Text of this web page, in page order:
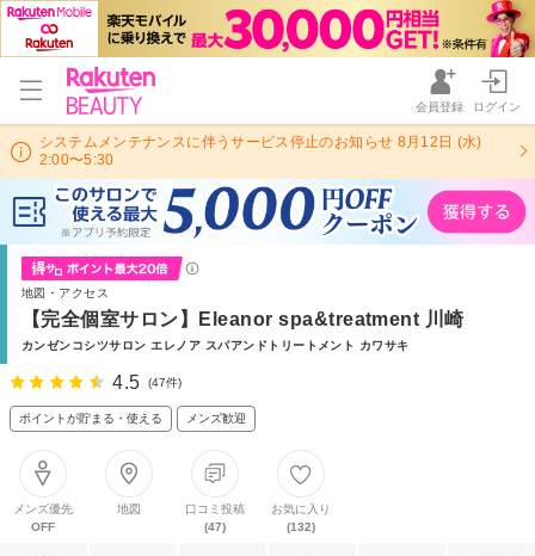
会員登録 ログイン
システムメンテナンスに伴うサービス停止のお知らせ 8月12日 (水)
2:00〜5:30
地図・アクセス
【完全個室サロン】Eleanor spa&treatment 川崎
カンゼンコシツサロン エレノア スパアンドトリートメント カワサキ
4.5 (47件)
ポイントが貯まる・使える メンズ歓迎
メンズ優先
OFF
地図
口コミ投稿
(47)
お気に入り
(132)